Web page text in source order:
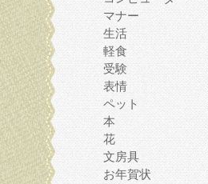
マナー
生活
軽食
受験
表情
ペット
本
花
文房具
お年賀状